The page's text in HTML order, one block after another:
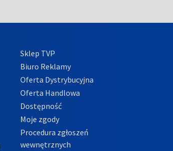
Sklep TVP
Biuro Reklamy
Oferta Dystrybucyjna
Oferta Handlowa
Dostępność
Moje zgody
Procedura zgłoszeń
wewnętrznych